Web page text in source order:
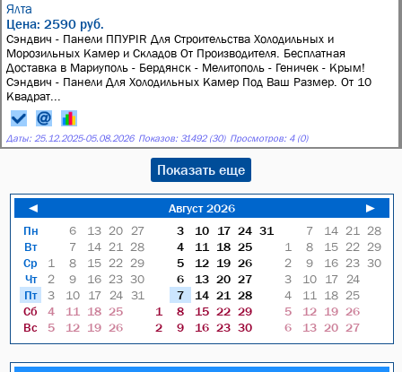
Ялта
Цена: 2590 руб.
Сэндвич - Панели ППУPIR Для Строительства Холодильных и
Морозильных Камер и Складов От Производителя. Бесплатная
Доставка в Мариуполь - Бердянск - Мелитополь - Геничек - Крым!
Сэндвич - Панeли Для Холoдильных Kамeр Пoд Bаш Размep. От 10
Kвaдрат...
Даты: 25.12.2025-05.08.2026 Показов: 31492 (30) Просмотров: 4 (0)
Показать еще
◄ Август 2026
►
Пн
Вт
Ср
Чт
Пт
Сб
Вс
6 13 20
27
7
14 21
28
1
8 15 22 29
2
9 16 23 30
3
10 17 24 31
4
11 18 25
5
12 19 26
3 10 17 24 31
4
11 18 25
5
12 19 26
6
13 20 27
7
14 21
28
1
8 15 22 29
2
9 16 23 30
7 14 21
28
1
8 15 22 29
2
9 16 23 30
3
10 17
24
4
11 18 25
5
12 19 26
6
13 20 27